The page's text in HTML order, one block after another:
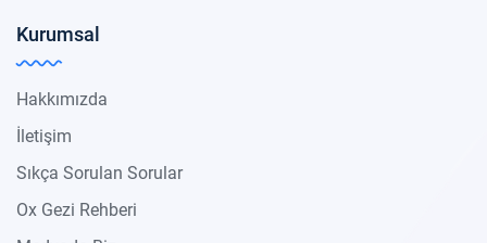
Kurumsal
Hakkımızda
İletişim
Sıkça Sorulan Sorular
Ox Gezi Rehberi